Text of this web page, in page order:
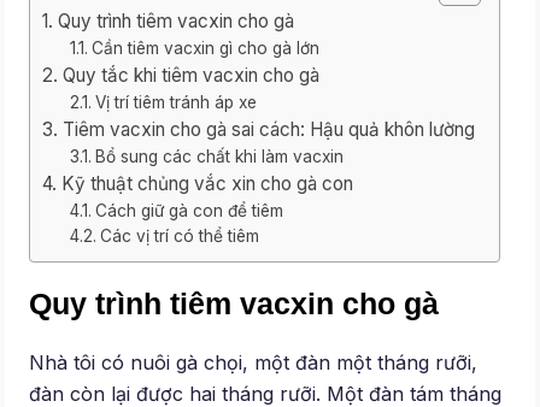
Quy trình tiêm vacxin cho gà
Cần tiêm vacxin gì cho gà lớn
Quy tắc khi tiêm vacxin cho gà
Vị trí tiêm tránh áp xe
Tiêm vacxin cho gà sai cách: Hậu quả khôn lường
Bổ sung các chất khi làm vacxin
Kỹ thuật chủng vắc xin cho gà con
Cách giữ gà con để tiêm
Các vị trí có thể tiêm
Quy trình tiêm vacxin cho gà
Nhà tôi có nuôi gà chọi, một đàn một tháng rưỡi,
đàn còn lại được hai tháng rưỡi. Một đàn tám tháng